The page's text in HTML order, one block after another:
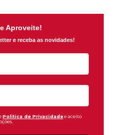
Aproveite!
e receba as novidades!
Politica de Privacidadee aceito